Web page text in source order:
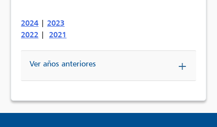
2024| 2023
2022 | 2021
Ver años anteriores